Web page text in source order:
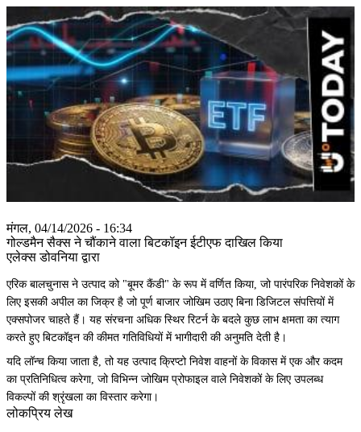
मंगल, 04/14/2026 - 16:34
गोल्डमैन सैक्स ने चौंकाने वाला बिटकॉइन ईटीएफ दाखिल किया
एलेक्स डोवनिया द्वारा
एरिक बालचुनास ने उत्पाद को "बूमर कैंडी" के रूप में वर्णित किया, जो पारंपरिक निवेशकों के
लिए इसकी अपील का जिक्र है जो पूर्ण बाजार जोखिम उठाए बिना डिजिटल संपत्तियों में
एक्सपोजर चाहते हैं। यह संरचना अधिक स्थिर रिटर्न के बदले कुछ लाभ क्षमता का त्याग
करते हुए बिटकॉइन की कीमत गतिविधियों में भागीदारी की अनुमति देती है।
यदि लॉन्च किया जाता है, तो यह उत्पाद क्रिप्टो निवेश वाहनों के विकास में एक और कदम
का प्रतिनिधित्व करेगा, जो विभिन्न जोखिम प्रोफाइल वाले निवेशकों के लिए उपलब्ध
विकल्पों की श्रृंखला का विस्तार करेगा।
लोकप्रिय लेख